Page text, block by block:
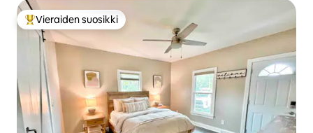
Vieraiden suosikkien parhaimmistoa
Vieraiden suosikki